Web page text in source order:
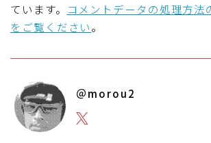
ています。 コメントデータの処理方法
をご覧ください。
＠morou2